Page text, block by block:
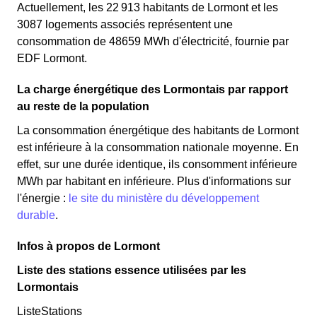
Actuellement, les 22 913 habitants de Lormont et les
3087 logements associés représentent une
consommation de 48659 MWh d'électricité, fournie par
EDF Lormont.
La charge énergétique des Lormontais par rapport
au reste de la population
La consommation énergétique des habitants de Lormont
est inférieure à la consommation nationale moyenne. En
effet, sur une durée identique, ils consomment inférieure
MWh par habitant en inférieure. Plus d'informations sur
l'énergie : le site du ministère du développement
durable.
Infos à propos de Lormont
Liste des stations essence utilisées par les
Lormontais
ListeStations